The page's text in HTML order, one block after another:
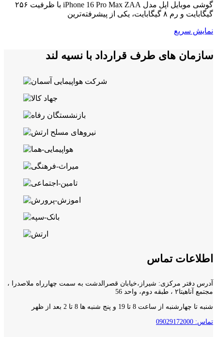
164,800,000 تومان
through
گوشی موبایل اپل مدل iPhone 16 Pro Max ZAA با ظرفیت ۲۵۶
گیگابایت و رم ۸ گیگابایت، یکی از پیشرفته‌ترین
نمایش سریع
سازمان های طرف قرارداد با نسیه لند
اطلاعات تماس
آدرس دفتر مرکزی: شیراز،خیابان قصرالدشت به سمت چهارراه ملاصدرا ،
مجتمع آناهیتا۲ ، طبقه دوم، واحد 56
شنبه تا چهارشنبه از ساعت 8 تا 19 و پنج شنبه ها 8 تا 2 بعد از ظهر
تماس: 09029172000